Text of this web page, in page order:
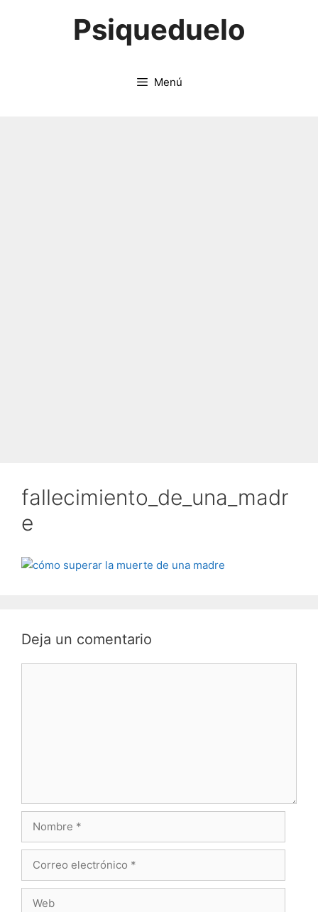
Psiqueduelo
Menú
fallecimiento_de_una_madr
e
Deja un comentario